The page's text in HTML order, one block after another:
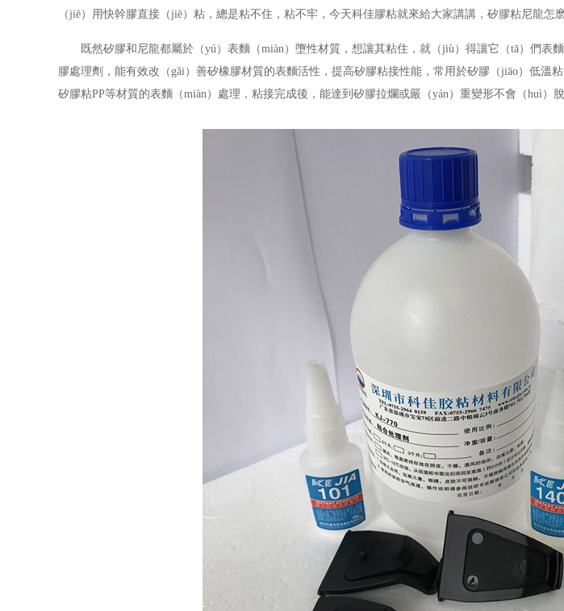
（jiē）用快幹膠直接（jiē）粘，總是粘不住，粘不牢，今天科佳膠粘就來給大家講講，矽膠粘尼龍怎
既然矽膠和尼龍都屬於（yú）表麵（miàn）墮性材質，想讓其粘住，就（jiù）得讓它（tā）們表
膠處理劑， 能有效改（gǎi）善矽橡膠材質的表麵活性，提高矽膠粘接性能，常用於矽膠（jiāo）低溫
矽膠粘PP等材質的表麵（miàn）處理，粘接完成後，能達到矽膠拉爛或嚴（yán）重變形不會（huì）脫